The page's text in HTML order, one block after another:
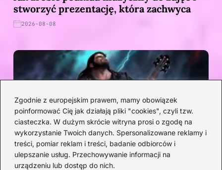
Zgodnie z europejskim prawem, mamy obowiązek
poinformować Cię jak działają pliki "cookies", czyli tzw.
ciasteczka. W dużym skrócie witryna prosi o zgodę na
wykorzystanie Twoich danych. Spersonalizowane reklamy i
treści, pomiar reklam i treści, badanie odbiorców i
ulepszanie usług. Przechowywanie informacji na
urządzeniu lub dostęp do nich.
stworzyć prezentację, która zachwyca
2026-08-08
Ewolucja muzyki w grach: od 8-bitowych
melodii do orkiestry symfonicznej